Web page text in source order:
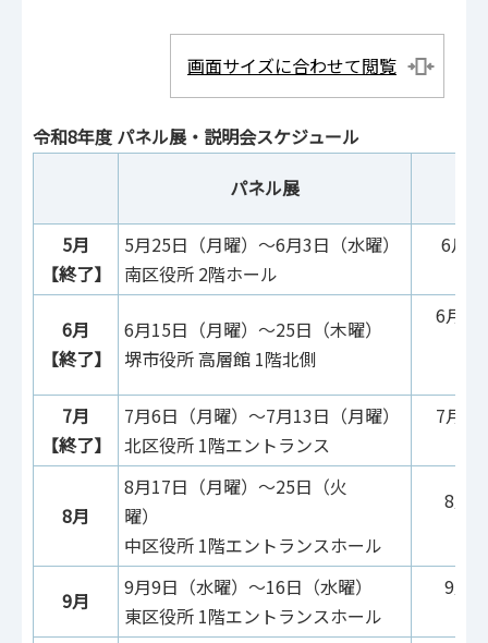
画面サイズに合わせて閲覧
令和8年度 パネル展・説明会スケジュール
パネル展
5月
【終了】
5月25日（月曜）～6月3日（水曜）
南区役所 2階ホール
6月3
6月
【終了】
6月15日（月曜）～25日（木曜）
堺市役所 高層館 1階北側
6月25
7月
【終了】
7月6日（月曜）～7月13日（月曜）
北区役所 1階エントランス
7月
8月
8月17日（月曜）～25日（火
曜）
中区役所 1階エントランスホール
8月
9月
9月9日（水曜）～16日（水曜）
東区役所 1階エントランスホール
9月